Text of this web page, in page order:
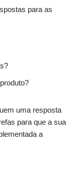
para as
uma resposta
para que a sua
a